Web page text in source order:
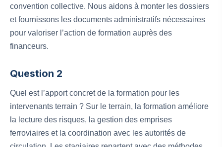
convention collective. Nous aidons à monter les dossiers
et fournissons les documents administratifs nécessaires
pour valoriser l’action de formation auprès des
financeurs.
Question 2
Quel est l’apport concret de la formation pour les
intervenants terrain ? Sur le terrain, la formation améliore
la lecture des risques, la gestion des emprises
ferroviaires et la coordination avec les autorités de